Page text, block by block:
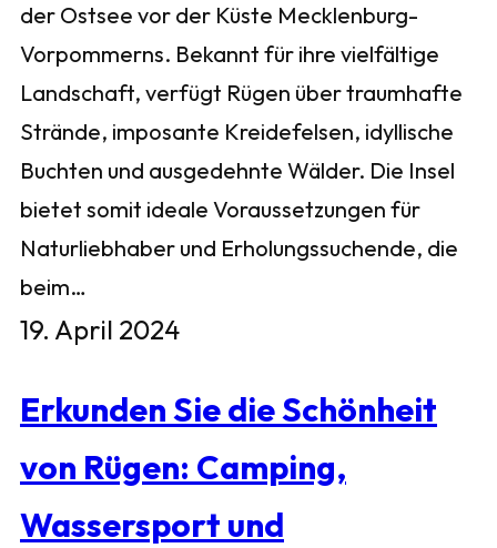
der Ostsee vor der Küste Mecklenburg-
Vorpommerns. Bekannt für ihre vielfältige
Landschaft, verfügt Rügen über traumhafte
Strände, imposante Kreidefelsen, idyllische
Buchten und ausgedehnte Wälder. Die Insel
bietet somit ideale Voraussetzungen für
Naturliebhaber und Erholungssuchende, die
beim…
19. April 2024
Erkunden Sie die Schönheit
von Rügen: Camping,
Wassersport und